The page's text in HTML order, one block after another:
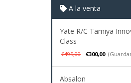
A la venta
Yate R/C Tamiya
Class
€495,00 €300,00
Absalon